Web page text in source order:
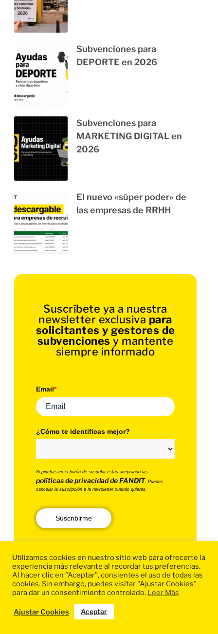
Subvenciones para
DEPORTE en 2026
Subvenciones para
MARKETING DIGITAL en
2026
El nuevo «súper poder» de
las empresas de RRHH
Suscríbete ya a nuestra
newsletter exclusiva para
solicitantes y gestores de
subvenciones y mantente
siempre informado
Email*
¿Cómo te identificas mejor?
Si pinchas en el botón de suscribir estás aceptando las
políticas de privacidad de FANDIT. Puedes
cancelar la suscripción a la newsletter cuando quieras.
Suscribirme
Consulta nuestra política de privacidad aquí
Utilizamos cookies en nuestro sitio web para ofrecerte la
experiencia más relevante al recordar tus preferencias.
Al hacer clic en "Aceptar", consientes el uso de todas las
cookies. Sin embargo, puedes visitar "Ajustar Cookies"
para dar un consentimiento controlado. Leer Más
Ajustar Cookies Aceptar